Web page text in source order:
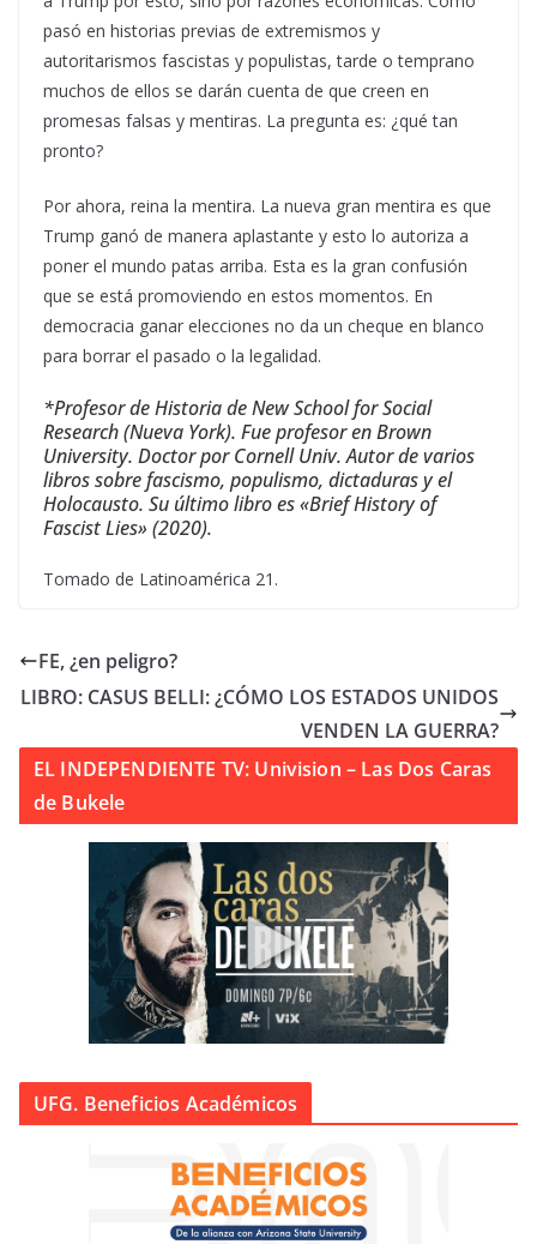
pasó en historias previas de extremismos y
autoritarismos fascistas y populistas, tarde o temprano
muchos de ellos se darán cuenta de que creen en
promesas falsas y mentiras. La pregunta es: ¿qué tan
pronto?
Por ahora, reina la mentira. La nueva gran mentira es que
Trump ganó de manera aplastante y esto lo autoriza a
poner el mundo patas arriba. Esta es la gran confusión
que se está promoviendo en estos momentos. En
democracia ganar elecciones no da un cheque en blanco
para borrar el pasado o la legalidad.
*Profesor de Historia de New School for Social
Research (Nueva York). Fue profesor en Brown
University. Doctor por Cornell Univ. Autor de varios
libros sobre fascismo, populismo, dictaduras y el
Holocausto. Su último libro es «Brief History of
Fascist Lies» (2020).
Tomado de Latinoamérica 21.
FE, ¿en peligro?
LIBRO: CASUS BELLI: ¿CÓMO LOS ESTADOS UNIDOS
VENDEN LA GUERRA?
EL INDEPENDIENTE TV: Univision – Las Dos Caras
de Bukele
UFG. Beneficios Académicos